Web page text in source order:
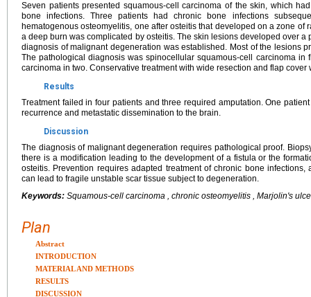
Seven patients presented squamous-cell carcinoma of the skin, which
bone infections. Three patients had chronic bone infections
hematogenous osteomyelitis, one after osteitis that developed on a zone of
a deep burn was complicated by osteitis. The skin lesions developed over
diagnosis of malignant degeneration was established. Most of the lesions
The pathological diagnosis was spinocellular squamous-cell carcinoma in
carcinoma in two. Conservative treatment with wide resection and flap
Results
Treatment failed in four patients and three required amputation. One
recurrence and metastatic dissemination to the brain.
Discussion
The diagnosis of malignant degeneration requires pathological proof.
there is a modification leading to the development of a fistula or the
osteitis. Prevention requires adapted treatment of chronic bone
can lead to fragile unstable scar tissue subject to degeneration.
Keywords: Squamous-cell carcinoma , chronic osteomyelitis , Marjolin's
Plan
Abstract
INTRODUCTION
MATERIAL AND METHODS
RESULTS
DISCUSSION